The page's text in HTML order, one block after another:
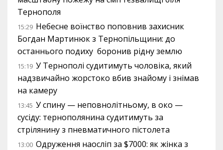
Тернополя
15:29 Небесне воїнство поповнив захисник
Богдан Мартинюк з Тернопільщини: до
останнього подиху боронив рідну землю
15:19 У Тернополі судитимуть чоловіка, який
надзвичайно жорстоко вбив знайому і знімав
на камеру
13:45 У спину — неповнолітньому, в око —
сусіду: тернополянина судитимуть за
стрілянину з пневматичного пістолета
13:00 Одруження наосліп за $7000: як жінка з